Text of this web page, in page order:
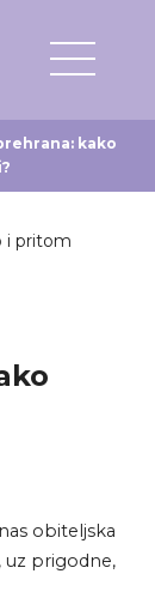
kako
obiteljska
uz prigodne,